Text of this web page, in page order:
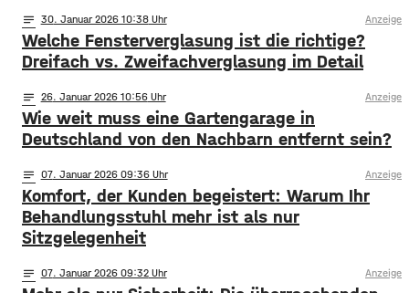
notes 30. Januar 2026 10:38 Anzeige
Welche Fensterverglasung ist die richtige?
Dreifach vs. Zweifachverglasung im Detail
notes 26. Januar 2026 10:56 Anzeige
Wie weit muss eine Gartengarage in
Deutschland von den Nachbarn entfernt sein?
notes 07. Januar 2026 09:36 Anzeige
Komfort, der Kunden begeistert: Warum Ihr
Behandlungsstuhl mehr ist als nur
Sitzgelegenheit
notes 07. Januar 2026 09:32 Anzeige